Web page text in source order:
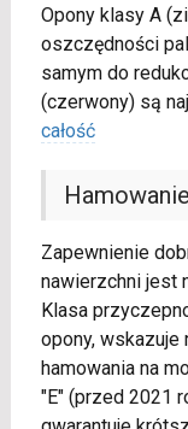
Opony klasy A
oszczędności
samym do
(czerwony) są
całość
Zapewnienie
nawierzchni jest
Klasa
opony,
hamowania na
"E" (przed 2021